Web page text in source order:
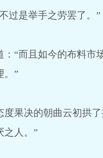
是举手之劳罢了。”
而且如今的布料市场
。”
决的朝曲云初拱了
之人。”